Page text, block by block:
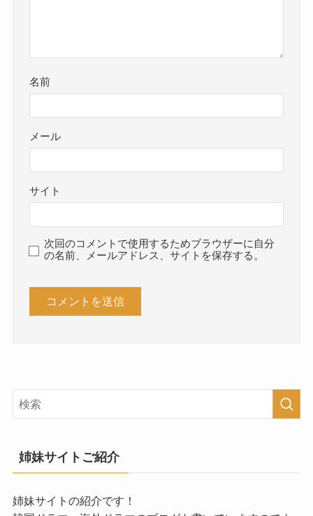
名前
メール
サイト
次回のコメントで使用するためブラウザーに自分
の名前、メールアドレス、サイトを保存する。
姉妹サイトご紹介
姉妹サイトの紹介です！